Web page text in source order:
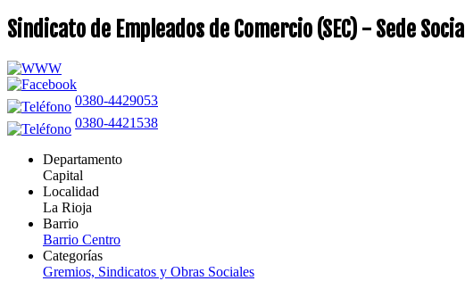
Sindicato de Empleados de Comercio (SEC) - Sede Social
0380-4429053
0380-4421538
Departamento
Capital
Localidad
La Rioja
Barrio
Barrio Centro
Categorías
Gremios, Sindicatos y Obras Sociales